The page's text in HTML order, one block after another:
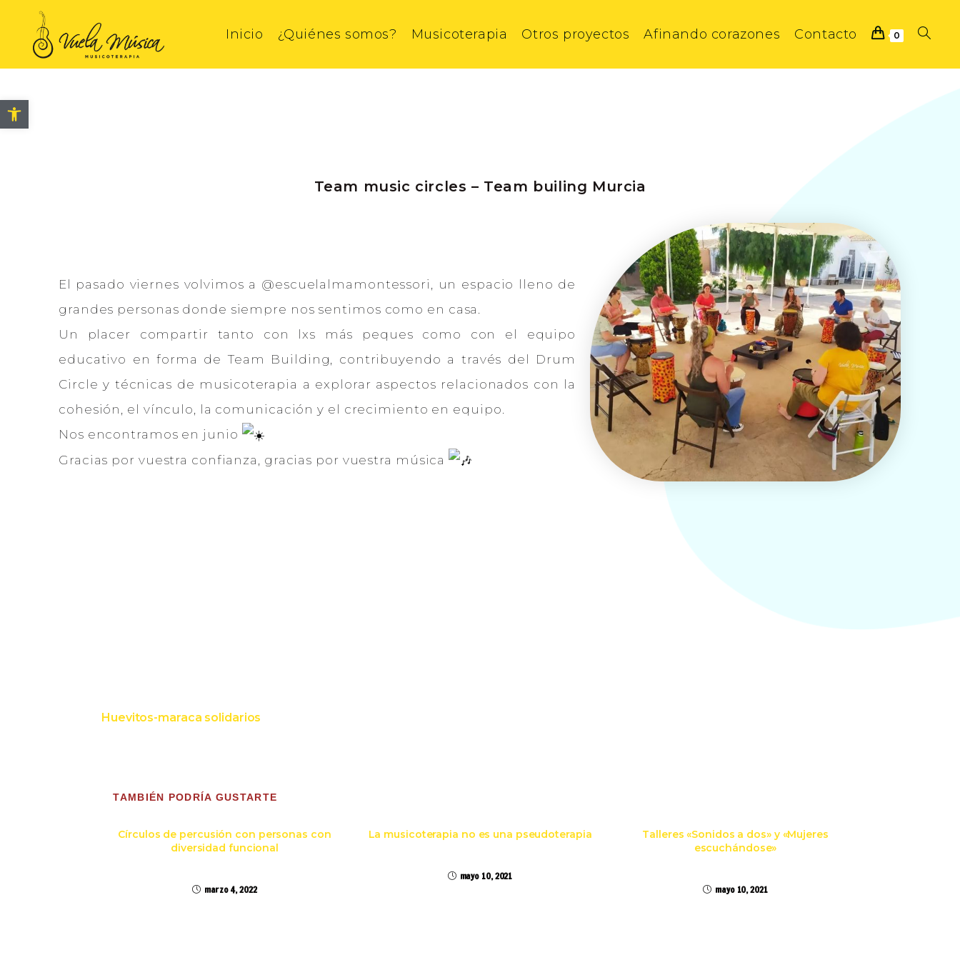
Inicio ¿Quiénes somos? Musicoterapia Otros proyectos Afinando corazones Contacto 0
Team music circles – Team builing Murcia
El pasado viernes volvimos a @escuelalmamontessori, un espacio lleno de
grandes personas donde siempre nos sentimos como en casa.
Un placer compartir tanto con lxs más peques como con el equipo
educativo en forma de Team Building, contribuyendo a través del Drum
Circle y técnicas de musicoterapia a explorar aspectos relacionados con la
cohesión, el vínculo, la comunicación y el crecimiento en equipo.
Nos encontramos en junio
Gracias por vuestra confianza, gracias por vuestra música
Huevitos-maraca solidarios
TAMBIÉN PODRÍA GUSTARTE
Círculos de percusión con personas con
diversidad funcional
marzo 4, 2022
La musicoterapia no es una pseudoterapia
mayo 10, 2021
Talleres «Sonidos a dos» y «Mujeres
escuchándose»
mayo 10, 2021
Abrir barra de herramientas